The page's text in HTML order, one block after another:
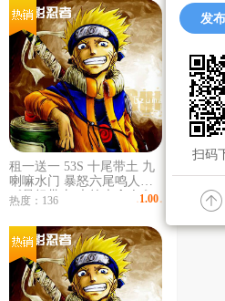
租一送一 53S 十尾带土 九
喇嘛水门 暴怒六尾鸣人
《暴怒带土 大筒木舍人 》
《新春止水 新春鼬 水门》
泳装小楠》通灵熊猫/天道
超/白面具/秽土斑 空导
热度：136 1.00
发
扫码